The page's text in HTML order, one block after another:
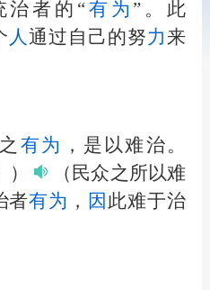
治者的“有为 ”。此
人 通过自己的努力 来
有为
，是以难治。
（民众之所以难
者有为 ， 因 此难于治